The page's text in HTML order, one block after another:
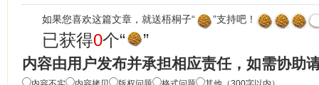
如果您喜欢这篇文章，就送梧桐子“ ”支持吧！
已获得0个“ ”
内容由用户发布并承担相应责任，如需协助